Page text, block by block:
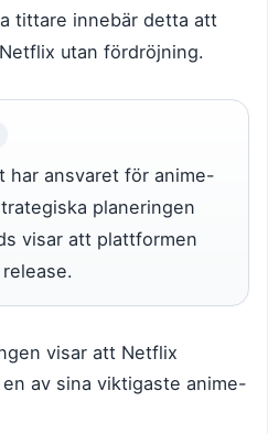
tittare innebär detta att
utan fördröjning.
har ansvaret för anime-
planeringen
visar att plattformen
visar att Netflix
av sina viktigaste anime-